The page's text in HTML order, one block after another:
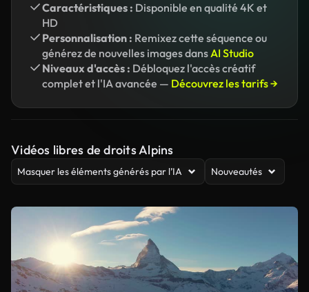
Caractéristiques : Disponible en qualité 4K et
HD
Personnalisation : Remixez cette séquence ou
générez de nouvelles images dansAI Studio
Niveaux d'accès : Débloquez l'accès créatif
complet et l'IA avancée — Découvrez les tarifs →
Vidéos libres de droits Alpins
Masquer les éléments générés par l’IA Nouveautés